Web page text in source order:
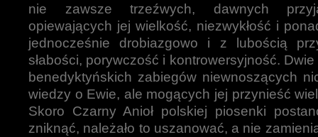
nie zawsze trzeźwych, dawnych
opiewających jej wielkość, niezwykłość i
jednocześnie drobiazgowo i z lubością
słabości, porywczość i kontrowersyjność. Dwie
benedyktyńskich zabiegów niewnoszących
wiedzy o Ewie, ale mogących jej przynieść
Skoro Czarny Anioł polskiej piosenki
zniknąć, należało to uszanować, a nie